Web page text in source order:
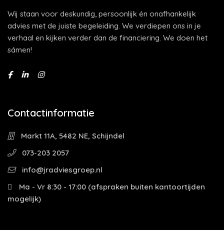
Wij staan voor deskundig, persoonlijk én onafhankelijk
advies met de juiste begeleiding. We verdiepen ons in je
verhaal en kijken verder dan de financiering. We doen het
sámen!
Contactinformatie
Markt 11A, 5482 NE, Schijndel
073-203 2057
info@jradviesgroep.nl
Ma - Vr 8:30 - 17:00 (afspraken buiten kantoortijden
mogelijk)